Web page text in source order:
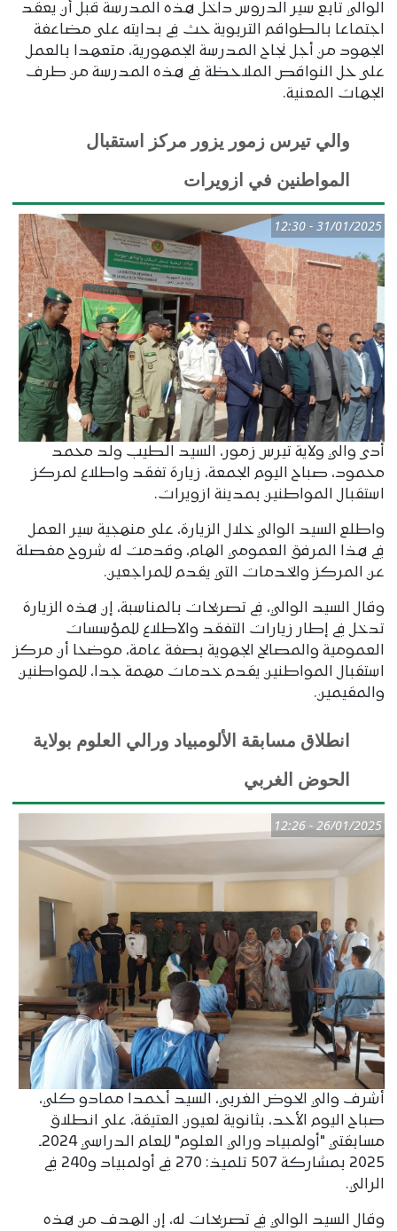
الوالي تابع سير الدروس داخل هذه المدرسة قبل أن يعقد
اجتماعا بالطواقم التربوية حث في بدايته على مضاعفة
الجهود من أجل نجاح المدرسة الجمهورية، متعهدا بالعمل
على حل النواقص الملاحظة في هذه المدرسة من طرف
الجهات المعنية.
والي تيرس زمور يزور مركز استقبال
المواطنين في ازويرات
31/01/2025 - 12:30
أدى والي ولاية تيرس زمور، السيد الطيب ولد محمد
محمود، صباح اليوم الجمعة، زيارة تفقد واطلاع لمركز
استقبال المواطنين بمدينة ازويرات.
واطلع السيد الوالي خلال الزيارة، على منهجية سير العمل
في هذا المرفق العمومي الهام، وقدمت له شروح مفصلة
عن المركز والخدمات التي يقدم للمراجعين.
وقال السيد الوالي، في تصريحات بالمناسبة، إن هذه الزيارة
تدخل في إطار زيارات التفقد والاطلاع للمؤسسات
العمومية والمصالح الجهوية بصفة عامة، موضحا أن مركز
استقبال المواطنين يقدم خدمات مهمة جدا، للمواطنين
والمقيمين.
انطلاق مسابقة الألومبياد ورالي العلوم بولاية
الحوض الغربي
26/01/2025 - 12:26
أشرف والي الحوض الغربي، السيد أحمدا ممادو كلي،
صباح اليوم الأحد، بثانوية لعيون العتيقة، على انطلاق
مسابقتي "أولمبياد ورالي العلوم" للعام الدراسي 2024ـ
2025 بمشاركة 507 تلميذ: 270 في أولمبياد و240 في
الرالي.
وقال السيد الوالي في تصريحات له، إن الهدف من هذه